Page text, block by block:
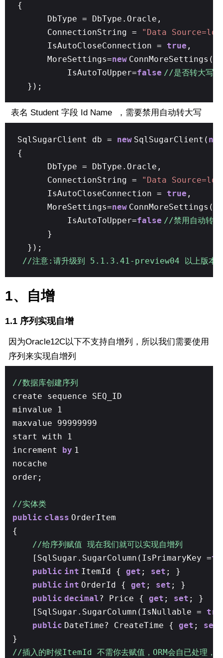
{
DbType = DbType.Oracle,
ConnectionString =
"Data
IsAutoCloseConnection = true ,
MoreSettings=new
IsAutoToUpper=false //是否转大写，
});
表名 Student 字段 Id Name ，需要禁用自动转大写
SqlSugarClient db = new SqlSugarClient( new
{
DbType = DbType.Oracle,
ConnectionString =
"Data
IsAutoCloseConnection = true ,
MoreSettings=new
IsAutoToUpper=false //禁用自动转
}
});
//注意:请升级到 5.1.3.41-preview04 以上版本
1、自增
1.1 序列实现自增
因为Oracle12C以下不支持自增列，所以我们需要使用
序列来实现自增列
//数据库创建序列
create sequence SEQ_ID
minvalue 1
maxvalue 99999999
start with 1
increment
by 1
nocache
order;
//实体类
public class OrderItem
{
//给序列赋值 现在我们就可以实现自增列
[SqlSugar.SugarColumn(IsPrimaryKey =
public int ItemId { get ; set ; }
public int OrderId { get ; set ; }
public decimal? Price { get ; set ; }
[SqlSugar.SugarColumn(IsNullable =
public DateTime? CreateTime { get ; set
}
//插入的时候ItemId 不需你去赋值，ORM会自已处理，